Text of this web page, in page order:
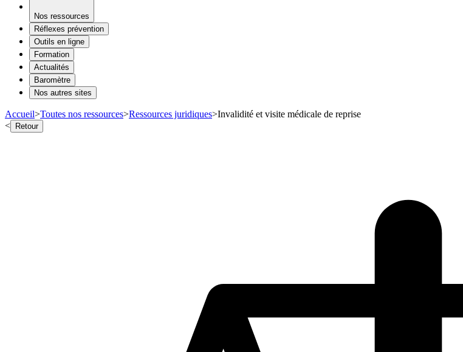
Nos ressources
Réflexes prévention
Outils en ligne
Formation
Actualités
Baromètre
Nos autres sites
Accueil>Toutes nos ressources>Ressources juridiques>Invalidité et visite médicale de reprise
< Retour